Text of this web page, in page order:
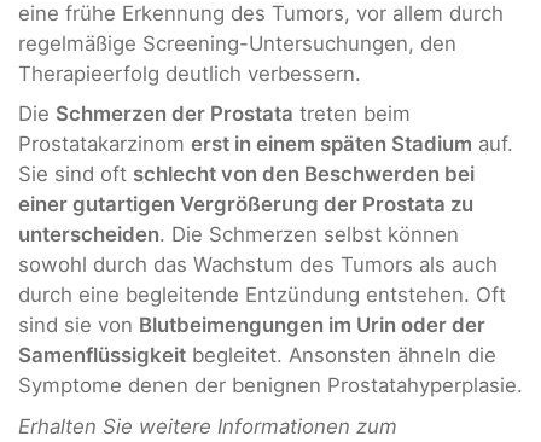
eine frühe Erkennung des Tumors, vor allem durch
regelmäßige Screening-Untersuchungen, den
Therapieerfolg deutlich verbessern.
Die Schmerzen der Prostata treten beim
Prostatakarzinom erst in einem späten Stadium auf.
Sie sind oft schlecht von den Beschwerden bei
einer gutartigen Vergrößerung der Prostata zu
unterscheiden. Die Schmerzen selbst können
sowohl durch das Wachstum des Tumors als auch
durch eine begleitende Entzündung entstehen. Oft
sind sie von Blutbeimengungen im Urin oder der
Samenflüssigkeit begleitet. Ansonsten ähneln die
Symptome denen der benignen Prostatahyperplasie.
Erhalten Sie weitere Informationen zum